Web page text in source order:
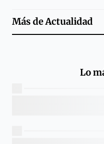
Más deActualidad
Lo